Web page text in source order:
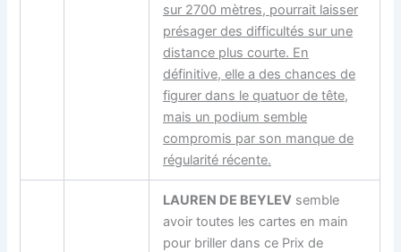
sur 2700 mètres, pourrait laisser
présager des difficultés sur une
distance plus courte. En
définitive, elle a des chances de
figurer dans lequatuor de tête,
mais un podium semble
compromis par son manque de
régularité récente.
LAUREN DE BEYLEV semble
avoir toutes les cartes en main
pour briller dans ce Prix de